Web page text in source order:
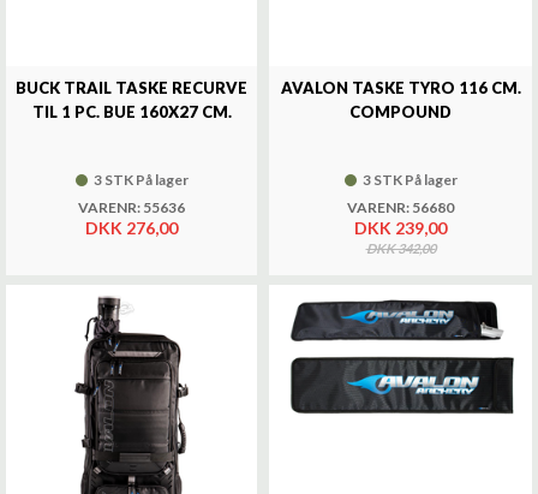
BUCK TRAIL TASKE RECURVE
TIL 1 PC. BUE 160X27 CM.
3 STK På lager
VARENR: 55636
DKK 276,00
AVALON TASKE TYRO 116 CM.
COMPOUND
3 STK På lager
VARENR: 56680
DKK 239,00
DKK 342,00